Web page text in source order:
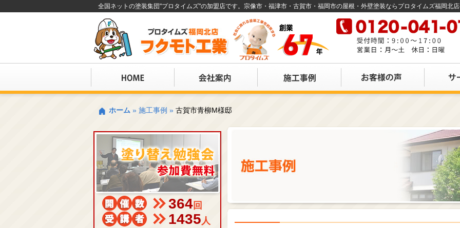
全国ネットの塗装集団"プロタイムズ"の加盟店です。宗像市・福津市・古賀市・福岡市の屋根・外壁塗装ならプロタイムズ福岡北
ホーム » 施工事例 » 古賀市青柳M様邸
364回
1435人